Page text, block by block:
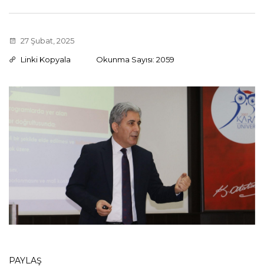
27 Şubat, 2025
Linki Kopyala
Okunma Sayısı: 2059
PAYLAŞ